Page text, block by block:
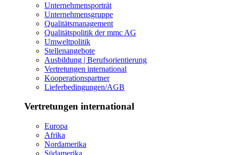
Unternehmensporträt
Unternehmensgruppe
Qualitätsmanagement
Qualitätspolitik der mmc AG
Umweltpolitik
Stellenangebote
Ausbildung | Berufsorientierung
Vertretungen international
Kooperationspartner
Lieferbedingungen/AGB
Vertretungen international
Europa
Afrika
Nordamerika
Südamerika